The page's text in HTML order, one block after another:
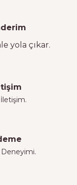
yola çıkar.
Deneyimi.